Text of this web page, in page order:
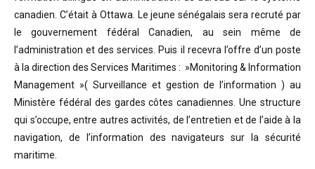
canadien. C’était à Ottawa. Le jeune sénégalais sera recruté par
le gouvernement fédéral Canadien, au sein même de
l’administration et des services. Puis il recevra l’offre d’un poste
à la direction des Services Maritimes : »Monitoring & Information
Management »( Surveillance et gestion de l’information ) au
Ministère fédéral des gardes côtes canadiennes. Une structure
qui s’occupe, entre autres activités, de l’entretien et de l’aide à la
navigation, de l’information des navigateurs sur la sécurité
maritime.